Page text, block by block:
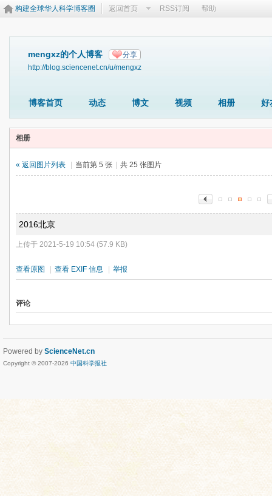
构建全球华人科学博客圈 返回首页 RSS订阅 帮助
mengxz的个人博客 分享
http://blog.sciencenet.cn/u/mengxz
博客首页 动态 博文 视频 相册 好
相册
« 返回图片列表 当前第 5 张 共 25 张图片
2016北京
上传于 2021-5-19 10:54 (57.9 KB)
查看原图 查看 EXIF 信息 举报
评论
Powered by ScienceNet.cn
Copyright © 2007-2026 中国科学报社